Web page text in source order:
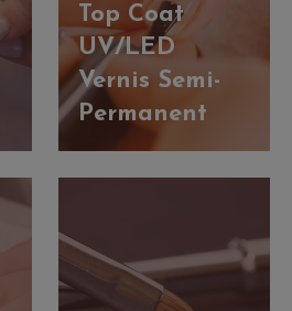
Top Coat
UV/LED
Vernis Semi-
Permanent